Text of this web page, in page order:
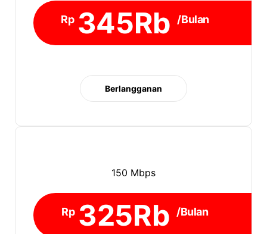
Rp 345Rb /Bulan
Berlangganan
150 Mbps
Rp 325Rb /Bulan